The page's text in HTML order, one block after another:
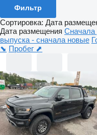
Фильтр
Сортировка: Дата
Дата размещения Сначала
выпуска - сначала новые
⬊ Пробег ⬈